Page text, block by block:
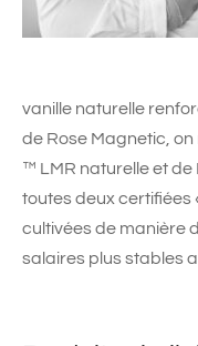
vanille naturelle
de Rose Magnetic,
™ LMR naturelle et de
toutes deux certifiées
cultivées de manière
salaires plus stables